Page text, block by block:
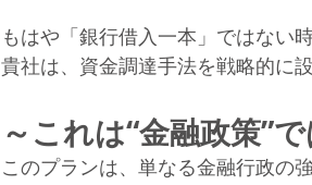
もはや「銀行借入一本」ではない時
貴社は、資金調達手法を戦略的に
～これは“金融政策”
このプランは、単なる金融行政の